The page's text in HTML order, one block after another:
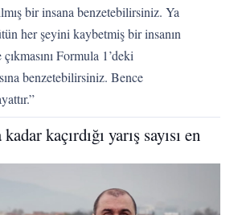
bir insana benzetebilirsiniz. Ya
her şeyini kaybetmiş bir insanın
Formula 1’deki
benzetebilirsiniz. Bence
kaçırdığı yarış sayısı en